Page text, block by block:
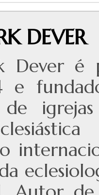
DEVER
Dever é
e